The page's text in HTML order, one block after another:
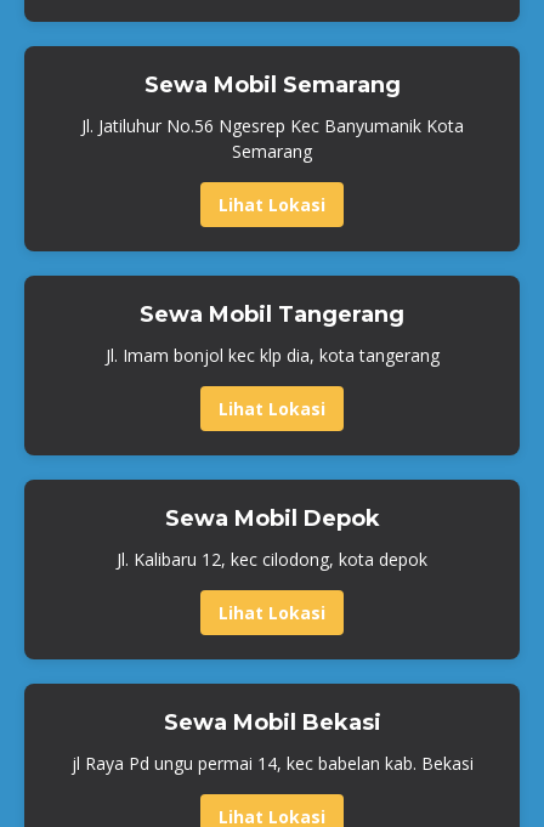
Sewa Mobil Semarang
Jl. Jatiluhur No.56 Ngesrep Kec Banyumanik Kota
Semarang
Lihat Lokasi
Sewa Mobil Tangerang
Jl. Imam bonjol kec klp dia, kota tangerang
Lihat Lokasi
Sewa Mobil Depok
Jl. Kalibaru 12, kec cilodong, kota depok
Lihat Lokasi
Sewa Mobil Bekasi
jl Raya Pd ungu permai 14, kec babelan kab. Bekasi
Lihat Lokasi